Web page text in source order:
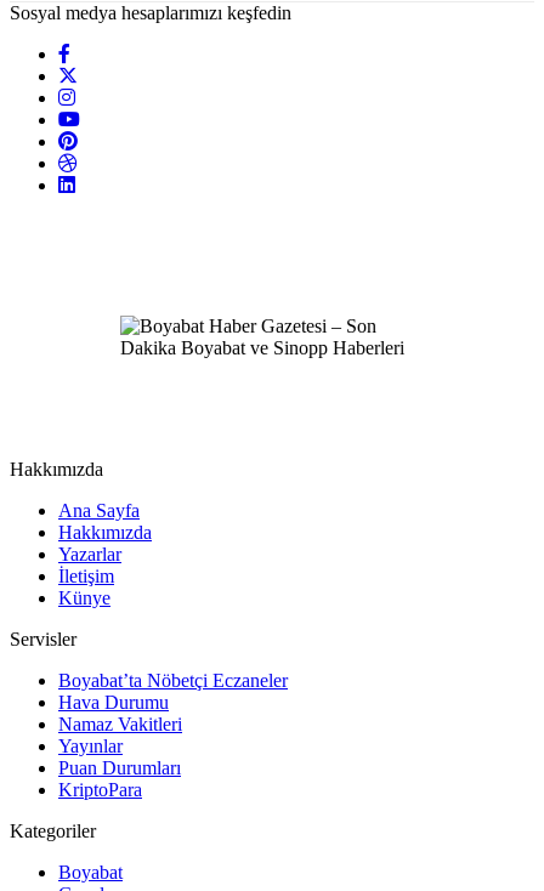
Sosyal medya hesaplarımızı keşfedin
Hakkımızda
Ana Sayfa
Hakkımızda
Yazarlar
İletişim
Künye
Servisler
Boyabat’ta Nöbetçi Eczaneler
Hava Durumu
Namaz Vakitleri
Yayınlar
Puan Durumları
KriptoPara
Kategoriler
Boyabat